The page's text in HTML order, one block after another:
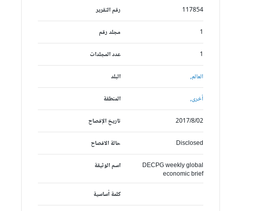
رقم التقرير 117854
مجلد رقم 1
عدد المجلدات 1
البلد العالم,
المنطقة أخرى,
تاريخ الإفصاح 2017/8/02
حالة الافصاح Disclosed
اسم الوثيقة
DECPG weekly global
economic brief
كلمة أساسية